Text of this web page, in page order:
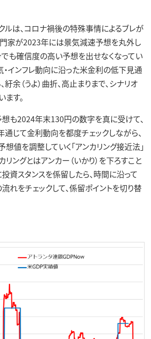
は、コロナ禍後の特殊事情によるブレが
門家が2023年には景気減速予想を丸外し
でも確信度の高い予想を出せなくなってい
・インフレ動向に沿った米金利の低下見通
紆余（うよ）曲折、高止まりまで、シナリオ
す。
想も2024年末130円の数字を真に受けて、
通じて金利動向を都度チェックしながら、
値を調整していく「アンカリング接近法」
リングとはアンカー（いかり）を下ろすこと
投資スタンスを係留したら、時間に沿って
れをチェックして、係留ポイントを切り替